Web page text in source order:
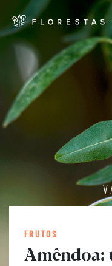
FRUTOS
Amêndoa: